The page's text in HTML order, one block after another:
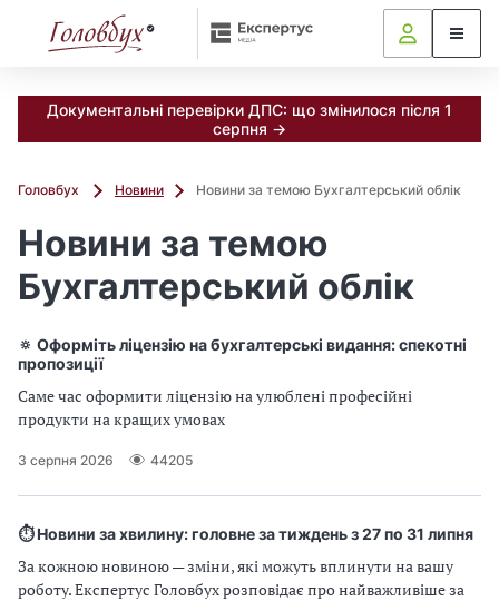
Документальні перевірки ДПС: що змінилося після 1
серпня →
Головбух Новини Новини за темою Бухгалтерський облік
Новини за темою
Бухгалтерський облік
🔅 Оформіть ліцензію на бухгалтерські видання: спекотні
пропозиції
Саме час оформити ліцензію на улюблені професійні
продукти на кращих умовах
3 серпня 2026 44205
⏱️ Новини за хвилину: головне за тиждень з 27 по 31 липня
За кожною новиною — зміни, які можуть вплинути на вашу
роботу. Експертус Головбух розповідає про найважливіше за